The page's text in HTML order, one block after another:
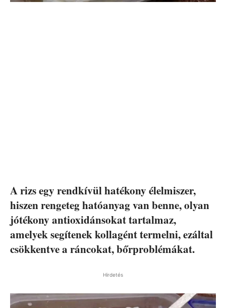
A rizs egy rendkívül hatékony élelmiszer,
hiszen rengeteg hatóanyag van benne, olyan
jótékony antioxidánsokat tartalmaz,
amelyek segítenek kollagént termelni, ezáltal
csökkentve a ráncokat, bőrproblémákat.
Hirdetés